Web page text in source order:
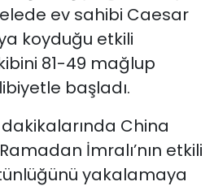
ev sahibi Caesar
koyduğu etkili
81-49 mağlup
başladı.
dakikalarında China
İmralı’nın etkili
yakalamaya